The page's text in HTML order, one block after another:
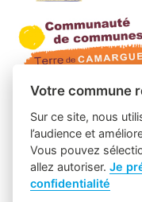
Votre commune
Sur ce site, nous
l’audience et
Vous pouvez
allez autoriser.Je
confidentialité